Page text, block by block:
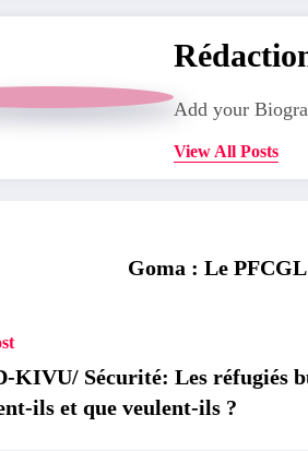
Add your
View All Posts
Goma : Le
KIVU/ Sécurité: Les réfugiés
ils et que veulent-ils ?